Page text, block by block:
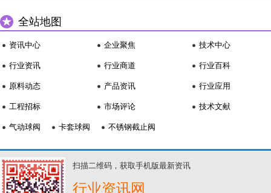
全站地图
资讯中心
行业资讯
原料动态
工程招标
企业聚焦
行业商道
产品资讯
市场评论
技术中心
行业百科
行业应用
技术文献
气动球阀 卡套球阀 不锈钢截止阀
扫描二维码，获取手机版最新资讯
行业资讯网